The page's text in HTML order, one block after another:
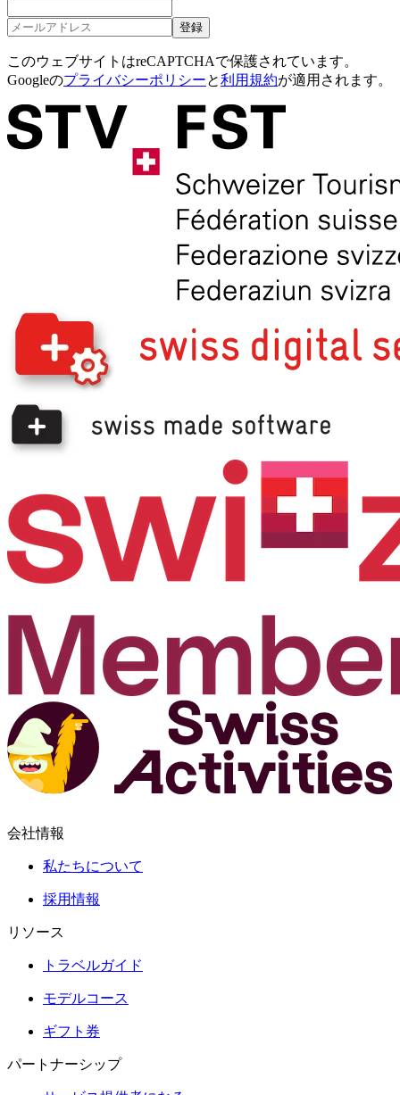
登録
このウェブサイトはreCAPTCHAで保護されています。
Googleのプライバシーポリシーと利用規約が適用されます。
会社情報
私たちについて
採用情報
リソース
トラベルガイド
モデルコース
ギフト券
パートナーシップ